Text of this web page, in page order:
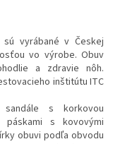
vyrábané v Českej
vo výrobe. Obuv
a zdravie nôh.
inštitútu ITC
sandále s korkovou
páskami s kovovými
obuvi podľa obvodu